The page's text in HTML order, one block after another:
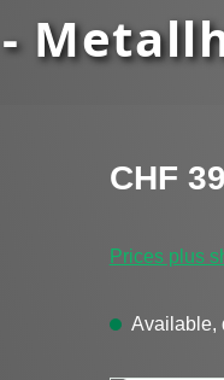
Regular price:
CHF
Prices plus
Available,